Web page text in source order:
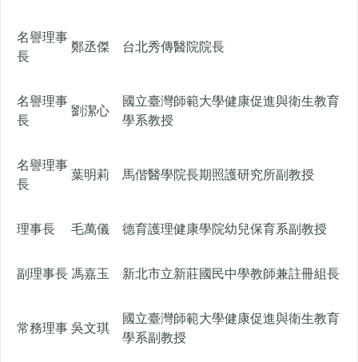
名譽理事
長
鄭丞傑 台北秀傳醫院院長
名譽理事
長
劉潔心
國立臺灣師範大學健康促進與衛生教育
學系教授
名譽理事
長
葉明莉 馬偕醫學院長期照護研究所副教授
理事長 毛萬儀 德育護理健康學院幼兒保育系副教授
副理事長 馮嘉玉 新北市立新莊國民中學教師兼註冊組長
常務理事 吳文琪
國立臺灣師範大學健康促進與衛生教育
學系副教授